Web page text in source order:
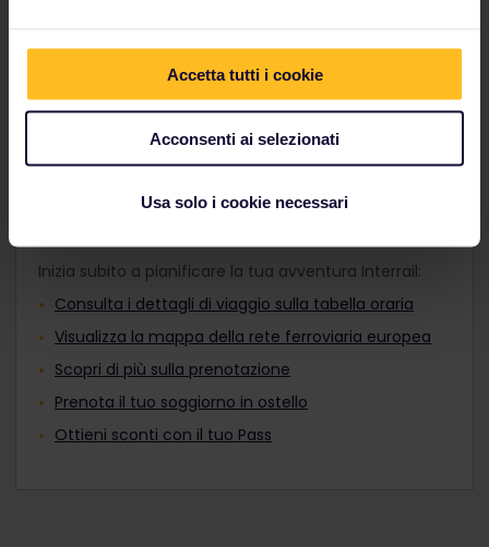
Accetta tutti i cookie
Acconsenti ai selezionati
Usa solo i cookie necessari
I viaggiatori di età compresa tra i 12 e i 27
anni possono viaggiare con un Pass
Giovani.
Scopri i treni europei
Inizia subito a pianificare la tua avventura Interrail:
Consulta i dettagli di viaggio sulla tabella oraria
Visualizza la mappa della rete ferroviaria europea
Scopri di più sulla prenotazione
Prenota il tuo soggiorno in ostello
Ottieni sconti con il tuo Pass